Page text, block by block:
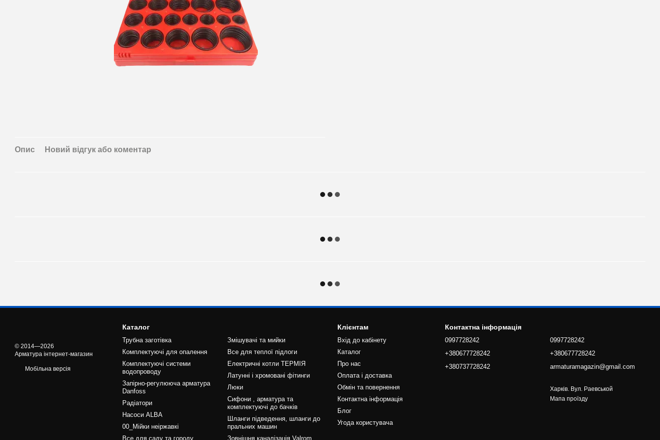
Опис Новий відгук або коментар
© 2014—2026
Арматура інтернет-магазин
Мобільна версія
Каталог
Трубна заготівка
Комплектуючі для опалення
Комплектуючі системи
водопроводу
Запірно-регулююча арматура
Danfoss
Радіатори
Насоси ALBA
00_Мійки неіржавкі
Все для саду та городу
Змішувачі та мийки
Все для теплої підлоги
Електричні котли ТЕРМІЯ
Латунні і хромовані фітинги
Люки
Сифони , арматура та
комплектуючі до бачків
Шланги підведення, шланги до
пральних машин
Зовнішня каналізація Valrom
Клієнтам
Вхід до кабінету
Каталог
Про нас
Оплата і доставка
Обмін та повернення
Контактна інформація
Блог
Угода користувача
Контактна інформація
0997728242
+380677728242
+380737728242
0997728242
+380677728242
armaturamagazin@gmail.com
Харків. Вул. Раевськой
Мапа проїзду